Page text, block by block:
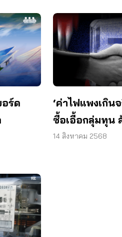
ร์ด
‘ค่าไฟแพงเกิน
ซื้อเอื้อกลุ่มทุน
บริโภค
14 สิงหาคม 2568